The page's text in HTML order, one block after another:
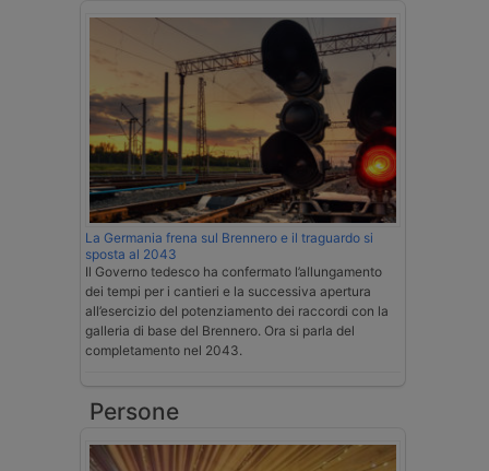
La Germania frena sul Brennero e il traguardo si
sposta al 2043
Il Governo tedesco ha confermato l’allungamento
dei tempi per i cantieri e la successiva apertura
all’esercizio del potenziamento dei raccordi con la
galleria di base del Brennero. Ora si parla del
completamento nel 2043.
Persone